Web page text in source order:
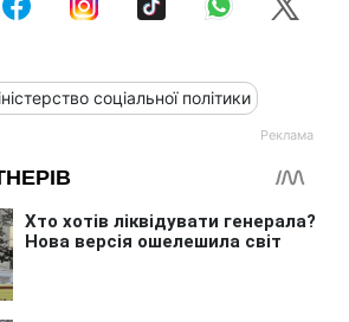
соціальної політики